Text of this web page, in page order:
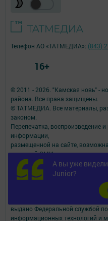
А вы уже
Junior?
© 2011 - 2026. "Камская новь" -
района. Все права защищены.
© ТАТМЕДИА. Все материалы,
законом.
Перепечатка, воспроизведение
информации,
размещенной на сайте,
редакций СМИ.
При поддержке
коммуникациям.
Наименование СМИ: Кама ягы
№ свидетельства о
выдано Федеральной службой по
информационных технологий и
Телефон АО «ТАТМЕДИА»: (843)
16+